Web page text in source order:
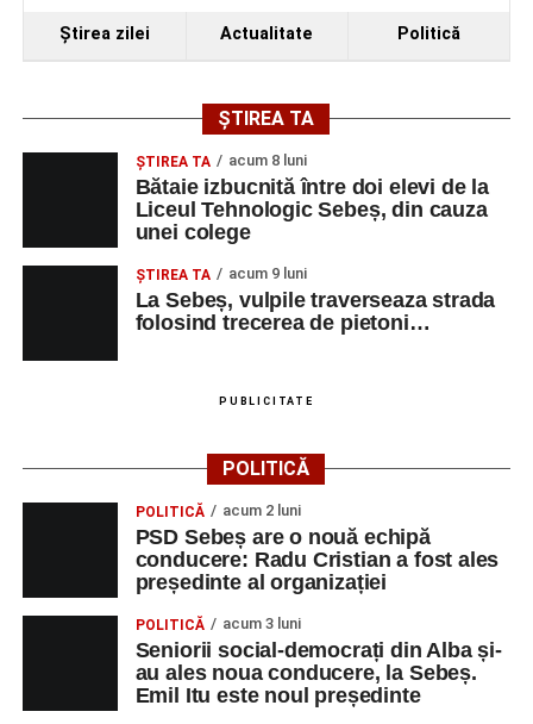
Ştirea zilei Actualitate Politică
ȘTIREA TA
ŞTIREA TA acum 8 luni
Bătaie izbucnită între doi elevi de la
Liceul Tehnologic Sebeș, din cauza
unei colege
ŞTIREA TA acum 9 luni
La Sebeș, vulpile traverseaza strada
folosind trecerea de pietoni…
PUBLICITATE
POLITICĂ
POLITICĂ acum 2 luni
PSD Sebeș are o nouă echipă
conducere: Radu Cristian a fost ales
președinte al organizației
POLITICĂ acum 3 luni
Seniorii social-democrați din Alba și-
au ales noua conducere, la Sebeș.
Emil Itu este noul președinte